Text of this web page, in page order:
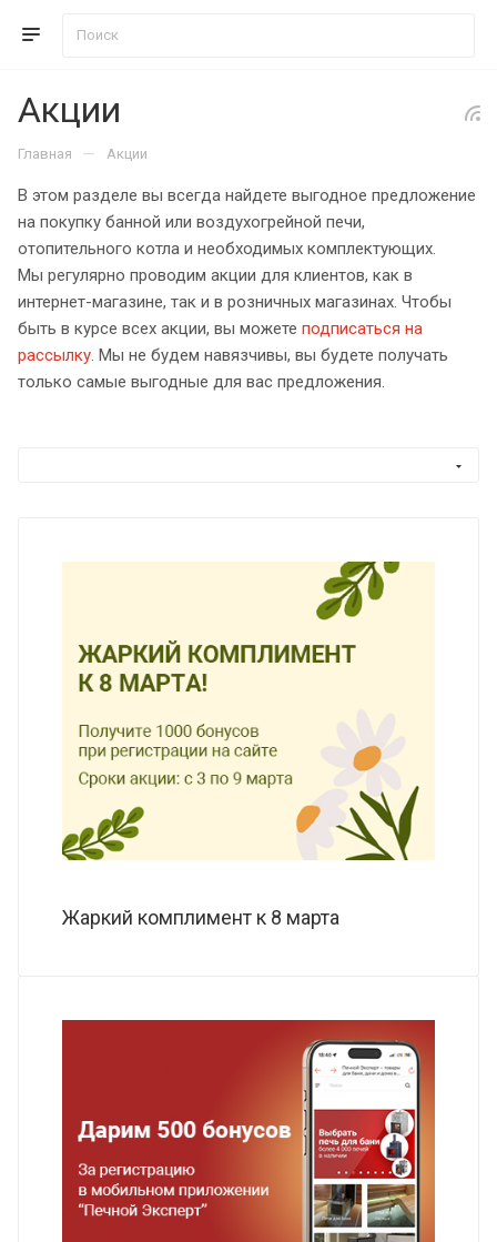
Акции
Главная — Акции
В этом разделе вы всегда найдете выгодное предложение
на покупку банной или воздухогрейной печи,
отопительного котла и необходимых комплектующих.
Мы регулярно проводим акции для клиентов, как в
интернет-магазине, так и в розничных магазинах. Чтобы
быть в курсе всех акции, вы можете подписаться на
рассылку. Мы не будем навязчивы, вы будете получать
только самые выгодные для вас предложения.
Жаркий комплимент к 8 марта